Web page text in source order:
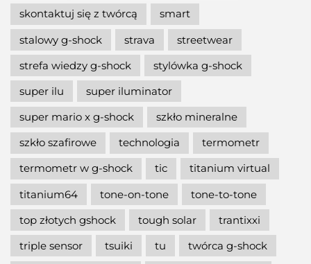
skontaktuj się z twórcą
smart
stalowy g-shock
strava
streetwear
strefa wiedzy g-shock
stylówka g-shock
super ilu
super iluminator
super mario x g-shock
szkło mineralne
szkło szafirowe
technologia
termometr
termometr w g-shock
tic
titanium virtual
titanium64
tone-on-tone
tone-to-tone
top złotych gshock
tough solar
trantixxi
triple sensor
tsuiki tu
twórca g-shock